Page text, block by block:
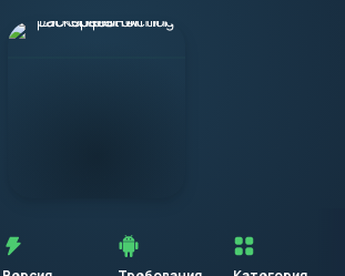
установкой
приложения